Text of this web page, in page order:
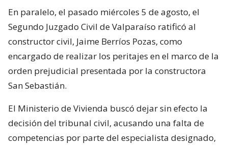
En paralelo, el pasado miércoles 5 de agosto, el
Segundo Juzgado Civil de Valparaíso ratificó al
constructor civil, Jaime Berríos Pozas, como
encargado de realizar los peritajes en el marco de la
orden prejudicial presentada por la constructora
San Sebastián.
El Ministerio de Vivienda buscó dejar sin efecto la
decisión del tribunal civil, acusando una falta de
competencias por parte del especialista designado,